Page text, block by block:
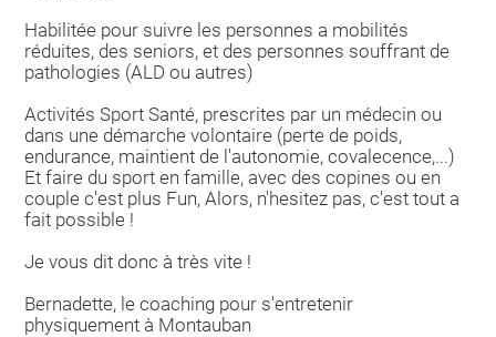
Habilitée pour suivre les personnes a mobilités
réduites, des seniors, et des personnes souffrant de
pathologies (ALD ou autres)
Activités Sport Santé, prescrites par un médecin ou
dans une démarche volontaire (perte de poids,
endurance, maintient de l'autonomie, covalecence,...)
Et faire du sport en famille, avec des copines ou en
couple c'est plus Fun, Alors, n'hesitez pas, c'est tout a
fait possible !
Je vous dit donc à très vite !
Bernadette, le coaching pour s'entretenir
physiquement à Montauban